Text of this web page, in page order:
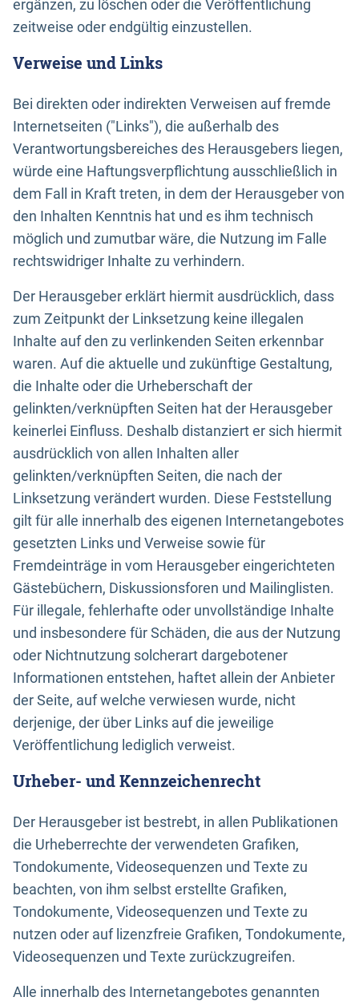
ergänzen, zu löschen oder die Veröffentlichung
zeitweise oder endgültig einzustellen.
Verweise und Links
Bei direkten oder indirekten Verweisen auf fremde
Internetseiten ("Links"), die außerhalb des
Verantwortungsbereiches des Herausgebers liegen,
würde eine Haftungsverpflichtung ausschließlich in
dem Fall in Kraft treten, in dem der Herausgeber von
den Inhalten Kenntnis hat und es ihm technisch
möglich und zumutbar wäre, die Nutzung im Falle
rechtswidriger Inhalte zu verhindern.
Der Herausgeber erklärt hiermit ausdrücklich, dass
zum Zeitpunkt der Linksetzung keine illegalen
Inhalte auf den zu verlinkenden Seiten erkennbar
waren. Auf die aktuelle und zukünftige Gestaltung,
die Inhalte oder die Urheberschaft der
gelinkten/verknüpften Seiten hat der Herausgeber
keinerlei Einfluss. Deshalb distanziert er sich hiermit
ausdrücklich von allen Inhalten aller
gelinkten/verknüpften Seiten, die nach der
Linksetzung verändert wurden. Diese Feststellung
gilt für alle innerhalb des eigenen Internetangebotes
gesetzten Links und Verweise sowie für
Fremdeinträge in vom Herausgeber eingerichteten
Gästebüchern, Diskussionsforen und Mailinglisten.
Für illegale, fehlerhafte oder unvollständige Inhalte
und insbesondere für Schäden, die aus der Nutzung
oder Nichtnutzung solcherart dargebotener
Informationen entstehen, haftet allein der Anbieter
der Seite, auf welche verwiesen wurde, nicht
derjenige, der über Links auf die jeweilige
Veröffentlichung lediglich verweist.
Urheber- und Kennzeichenrecht
Der Herausgeber ist bestrebt, in allen Publikationen
die Urheberrechte der verwendeten Grafiken,
Tondokumente, Videosequenzen und Texte zu
beachten, von ihm selbst erstellte Grafiken,
Tondokumente, Videosequenzen und Texte zu
nutzen oder auf lizenzfreie Grafiken, Tondokumente,
Videosequenzen und Texte zurückzugreifen.
Alle innerhalb des Internetangebotes genannten